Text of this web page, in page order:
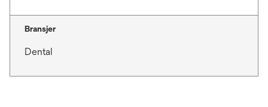
Bransjer
Dental